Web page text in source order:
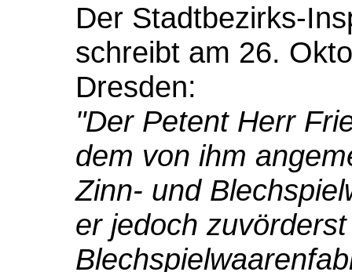
Der Stadtbezirks-
schreibt am 26.
Dresden:
"Der Petent Herr
dem von ihm
Zinn- und
er jedoch